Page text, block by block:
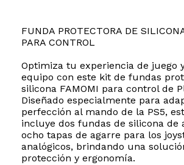
FUNDA PROTECTORA DE
PARA CONTROL
Optimiza tu experiencia de juego
equipo con este kit de fundas
silicona FAMOMI para control de
Diseñado especialmente para
perfección al mando de la PS5,
incluye dos fundas de silicona de
ocho tapas de agarre para los
analógicos, brindando una
protección y ergonomía.